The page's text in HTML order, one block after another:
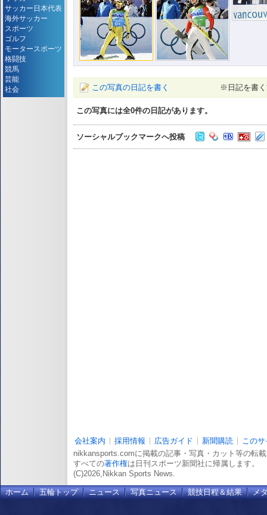
この写真の日記を書く ※日記を書
この写真には全0件の日記があります。
ソーシャルブックマークへ投稿
サッカー日本代表
海外サッカー
スポーツ
ゴルフ
モータースポーツ
格闘技
競馬
芸能
社会
会社案内 採用情報 広告ガイド 新聞購読
この
nikkansports.comに掲載の記事・写真・カット等の転
すべての著作権は日刊スポーツ新聞社に帰属します。
(C)2026,Nikkan Sports News.
ホーム 五輪トップ ニュース 写真ニュース 競技日程＆結果 メ